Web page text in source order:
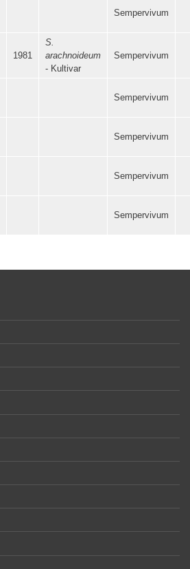
Sempervivum
1981
S.
arachnoideum
- Kultivar
Sempervivum
Sempervivum
Sempervivum
Sempervivum
Sempervivum